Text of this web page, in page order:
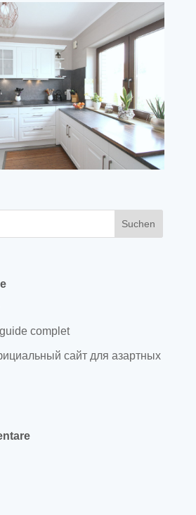
complet
сайт для азартных